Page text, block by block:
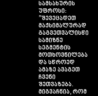
სამსახურის
უფროსი:
”შევეცადეთ
მაქსიმალურად
სამიზნე
სეგმენტის
მოთხოვნილება
და სწროედ
ამაზე ავაგეთ
ჩვენი
შეთვაზება.
მიგვაჩნია, რომ